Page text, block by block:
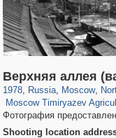
Верхняя аллея
1978, Russia
1,405,755
, Moscow
319,716 8,286
,
22,533
Moscow Timiryazev
1,466
Фотография
Shooting location